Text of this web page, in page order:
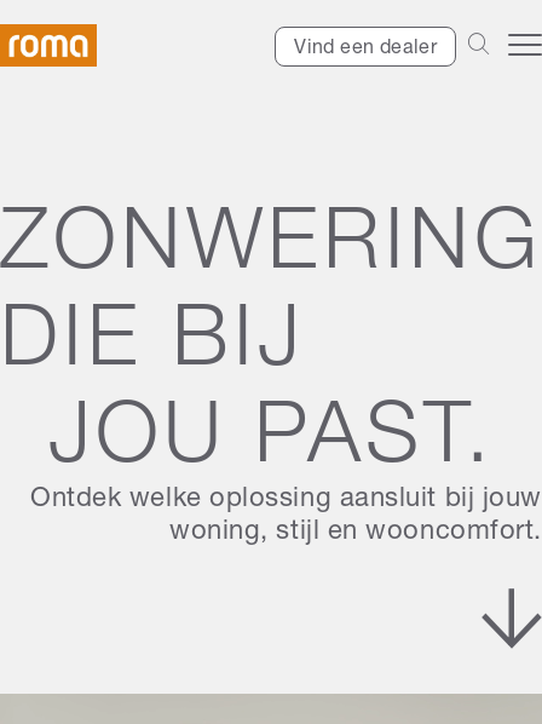
Vind een dealer
ZONWERING
DIE BIJ
JOU PAST.
Ontdek welke oplossing aansluit bij jouw
woning, stijl en wooncomfort.